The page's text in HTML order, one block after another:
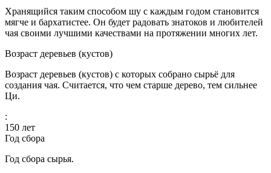
Хранящийся таким способом шу с каждым годом становится
мягче и бархатистее. Он будет радовать знатоков и любителей
чая своими лучшими качествами на протяжении многих лет.
Возраст деревьев (кустов)
Возраст деревьев (кустов) с которых собрано сырьё для
создания чая. Считается, что чем старше дерево, тем сильнее
Ци.
:
150 лет
Год сбора
Год сбора сырья.